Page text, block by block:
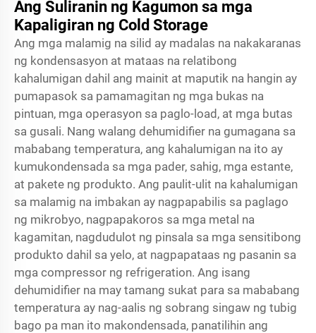
Ang Suliranin ng Kagumon sa mga
Kapaligiran ng Cold Storage
Ang mga malamig na silid ay madalas na nakakaranas
ng kondensasyon at mataas na relatibong
kahalumigan dahil ang mainit at maputik na hangin ay
pumapasok sa pamamagitan ng mga bukas na
pintuan, mga operasyon sa paglo-load, at mga butas
sa gusali. Nang walang dehumidifier na gumagana sa
mababang temperatura, ang kahalumigan na ito ay
kumukondensada sa mga pader, sahig, mga estante,
at pakete ng produkto. Ang paulit-ulit na kahalumigan
sa malamig na imbakan ay nagpapabilis sa paglago
ng mikrobyo, nagpapakoros sa mga metal na
kagamitan, nagdudulot ng pinsala sa mga sensitibong
produkto dahil sa yelo, at nagpapataas ng pasanin sa
mga compressor ng refrigeration. Ang isang
dehumidifier na may tamang sukat para sa mababang
temperatura ay nag-aalis ng sobrang singaw ng tubig
bago pa man ito makondensada, panatilihin ang